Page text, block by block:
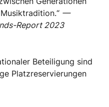
—
Report 2023
Beteiligung sind
Platzreservierungen